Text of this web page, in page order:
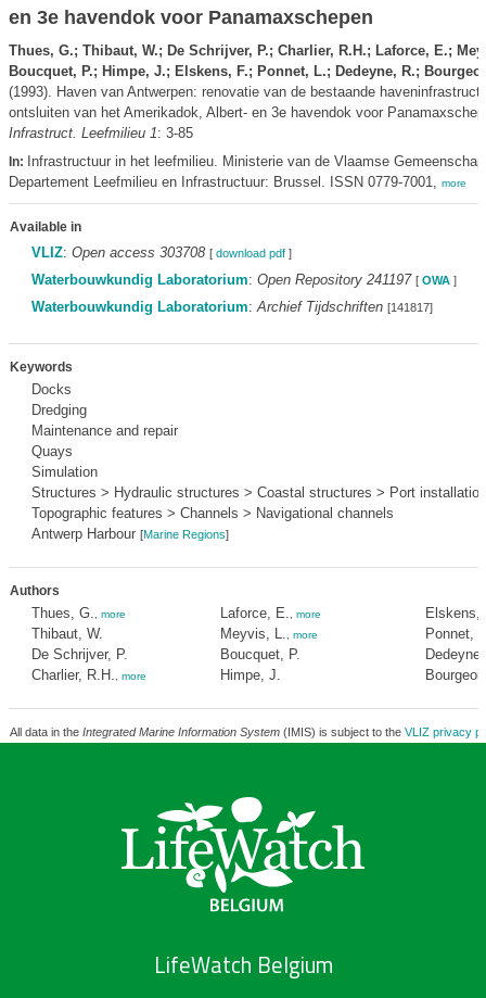
en 3e havendok voor Panamaxschepen
Thues, G.; Thibaut, W.; De Schrijver, P.; Charlier, R.H.; Laforce, E.;
Boucquet, P.; Himpe, J.; Elskens, F.; Ponnet, L.; Dedeyne, R.;
(1993). Haven van Antwerpen: renovatie van de bestaande
ontsluiten van het Amerikadok, Albert- en 3e havendok voor
Infrastruct. Leefmilieu 1: 3-85
In:
Infrastructuur in het leefmilieu. Ministerie van de Vlaamse
Departement Leefmilieu en Infrastructuur: Brussel. ISSN 0779-7001, more
Available in
VLIZ: Open access 303708 [ download pdf]
Waterbouwkundig Laboratorium: Open Repository 241197 [ OWA]
Waterbouwkundig Laboratorium:Archief Tijdschriften [141817]
Keywords
Docks
Dredging
Maintenance and repair
Quays
Simulation
Structures > Hydraulic structures > Coastal structures > Port
Topographic features > Channels > Navigational channels
Antwerp Harbour [Marine Regions]
Authors
Thues, G. more
Thibaut, W.
De Schrijver, P.
Charlier, R.H.
more
Laforce, E. more
Meyvis, L. more
Boucquet, P.
Himpe, J.
Elskens,
Ponnet,
All data in the Integrated Marine Information System(IMIS) is subject to the VLIZ privacy
LifeWatch Belgium